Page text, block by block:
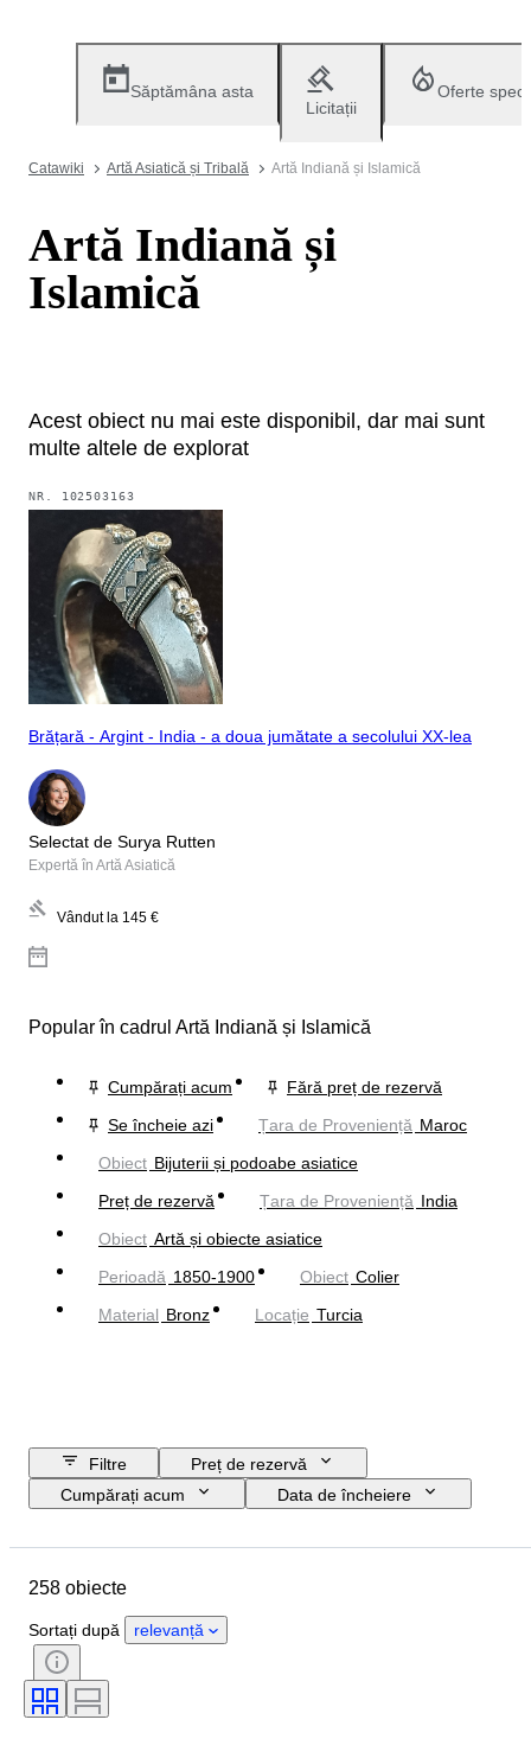
Săptămâna asta
Licitații
Oferte
Catawiki Artă Asiatică și Tribală Artă Indiană și Islamică
Artă Indiană și
Islamică
Acest obiect nu mai este disponibil, dar mai sunt
multe altele de explorat
NR. 102503163
Brățară - Argint - India - a doua jumătate a secolului XX-lea
Selectat de Surya Rutten
Expertă în Artă Asiatică
Vândut la 145 €
Popular în cadrul Artă Indiană și Islamică
Cumpărați acum
Fără preț de rezervă
Se încheie azi
Țara de Proveniență Maroc
Obiect Bijuterii și podoabe asiatice
Preț de rezervă
Țara de Proveniență India
Obiect Artă și obiecte asiatice
Perioadă 1850-1900 Obiect Colier
Material Bronz Locație Turcia
Filtre
Preț de rezervă
Cumpărați acum
Data de încheiere
Țara de Proveniență
Stare
Piatră
Certificare
Stil
Culoare
258 obiecte
Sortați după relevanță